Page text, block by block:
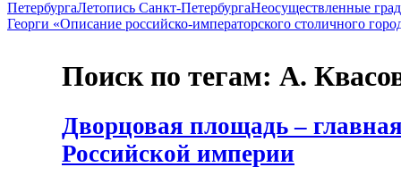
ПетербургаЛетопись Санкт-ПетербургаНеосуществленные
Георги «Описание российско-императорского столичного
Поиск по тегам: А.
Дворцовая площадь –
Российской империи